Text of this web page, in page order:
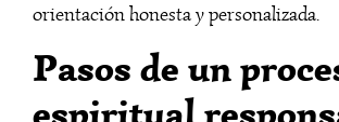
orientación honesta y personalizada.
Pasos de un